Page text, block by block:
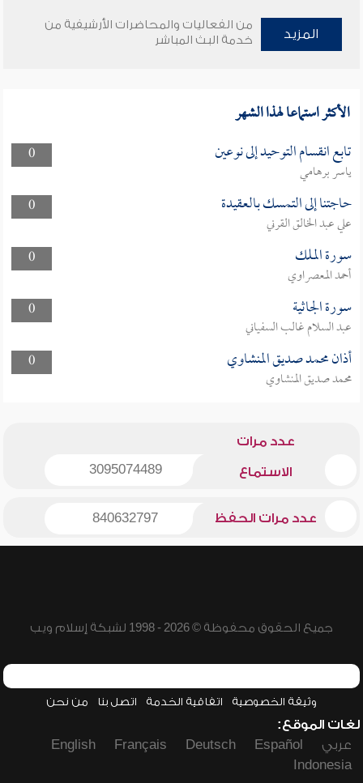
المزيد
من الفعاليات والمحاضرات الأرشيفية من
خدمة البث المباشر
الأكثر استماعا لهذا الشهر
0 تابع انقسام التوحيد إلى نوعين
ياسر برهامي
0
حاجتنا إلى التمسك بالعقيدة
علي عبد الخالق القرني
0
سورة الملك
أحمد المعصراوي
0
سورة الجاثية
عبد السلام غالب السفياني
0
أذان محمد صديق المنشاوي
محمد صديق المنشاوي
عدد مرات
الاستماع 3095074489
عدد مرات الحفظ 840632797
جميع الحقوق محفوظة © 2026 - 1998 لشبكة إسلام ويب
وثيقة الخصوصية اتفاقية الخدمة اتصل بنا من نحن
لغات الموقع:
عربي
Español
Deutsch
Français
English
Indonesia